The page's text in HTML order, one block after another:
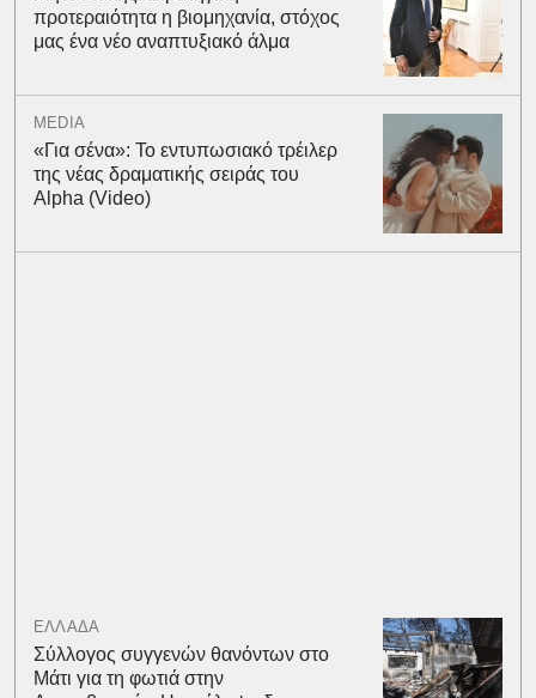
προτεραιότητα η βιομηχανία, στόχος
μας ένα νέο αναπτυξιακό άλμα
MEDIA
«Για σένα»: Το εντυπωσιακό τρέιλερ
της νέας δραματικής σειράς του
Alpha (Video)
ΕΛΛΑΔΑ
Σύλλογος συγγενών θανόντων στο
Μάτι για τη φωτιά στην